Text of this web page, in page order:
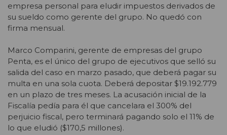
empresa personal para eludir impuestos derivados de
su sueldo como gerente del grupo. No quedó con
firma mensual.
Marco Comparini, gerente de empresas del grupo
Penta, es el único del grupo de ejecutivos que selló su
salida del caso en marzo pasado, que deberá pagar su
multa en una sola cuota. Deberá depositar $19.192.779
en un plazo de tres meses. La acusación inicial de la
Fiscalía pedía para él que cancelara el 300% del
perjuicio fiscal, pero terminará pagando solo el 11% de
lo que eludió ($170,5 millones).